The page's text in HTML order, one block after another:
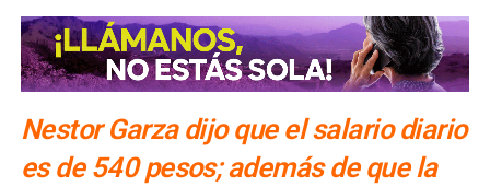
Nestor Garza dijo que el salario diario
es de 540 pesos; además de que la